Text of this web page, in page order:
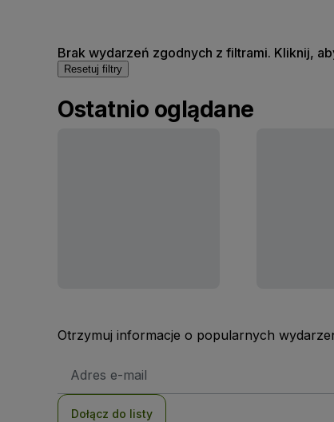
Brak wydarzeń zgodnych z filtrami. Kliknij,
Resetuj filtry
Ostatnio oglądane
Otrzymuj informacje o popularnych
e-
Dołącz do listy